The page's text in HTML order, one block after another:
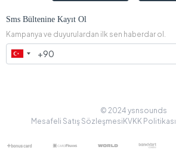
Sms Bültenine Kayıt Ol
Kampanya ve duyurulardan ilk sen haberdar ol.
© 2024 ysnsounds
Mesafeli Satış Sözleşmesi KVKK Politikası